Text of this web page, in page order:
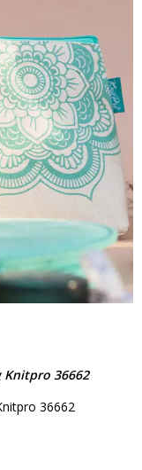
Knitpro 36662
36662